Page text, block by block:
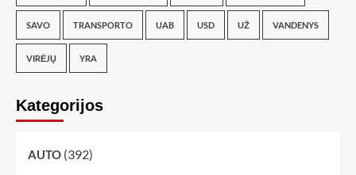
SAVO TRANSPORTO UAB USD UŽ VANDENYS
VIRĖJŲ YRA
Kategorijos
AUTO (392)